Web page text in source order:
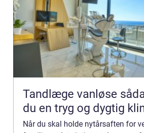
Tandlæge vanløse sådan vælger
du en tryg og dygtig
Når du skal holde nytårsaften for